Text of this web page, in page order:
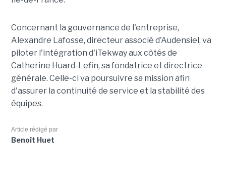
Concernant la gouvernance de l'entreprise,
Alexandre Lafosse, directeur associé d'Audensiel, va
piloter l'intégration d'iTekway aux côtés de
Catherine Huard-Lefin, sa fondatrice et directrice
générale. Celle-ci va poursuivre sa mission afin
d'assurer la continuité de service et la stabilité des
équipes.
Article rédigé par
Benoît Huet